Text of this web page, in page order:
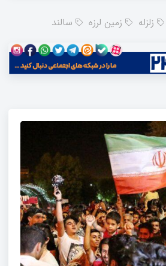
زلزله زمین لرزه سالند